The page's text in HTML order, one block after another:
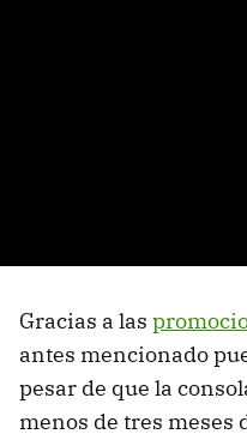
Gracias a las
antes mencionado
pesar de que la
menos de tres meses